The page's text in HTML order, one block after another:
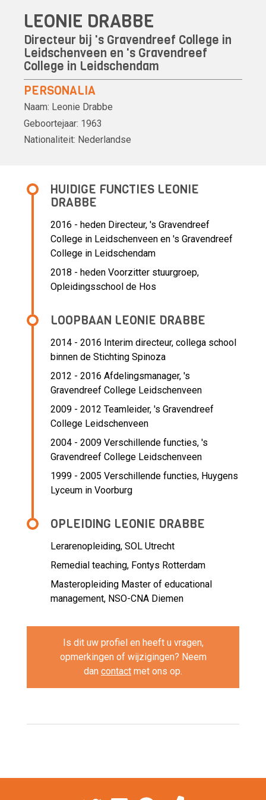
LEONIE DRABBE
Directeur bij 's Gravendreef College in
Leidschenveen en 's Gravendreef
College in Leidschendam
PERSONALIA
Naam: Leonie Drabbe
Geboortejaar: 1963
Nationaliteit: Nederlandse
HUIDIGE FUNCTIES LEONIE
DRABBE
2016 - heden Directeur, 's Gravendreef
College in Leidschenveen en 's Gravendreef
College in Leidschendam
2018 - heden Voorzitter stuurgroep,
Opleidingsschool de Hos
LOOPBAAN LEONIE DRABBE
2014 - 2016 Interim directeur, collega school
binnen de Stichting Spinoza
2012 - 2016 Afdelingsmanager, 's
Gravendreef College Leidschenveen
2009 - 2012 Teamleider, 's Gravendreef
College Leidschenveen
2004 - 2009 Verschillende functies, 's
Gravendreef College Leidschenveen
1999 - 2005 Verschillende functies, Huygens
Lyceum in Voorburg
OPLEIDING LEONIE DRABBE
Lerarenopleiding, SOL Utrecht
Remedial teaching, Fontys Rotterdam
Masteropleiding Master of educational
management, NSO-CNA Diemen
Is dit uw profiel en heeft u vragen,
opmerkingen of wijzigingen? Neem
dan contact met ons op.